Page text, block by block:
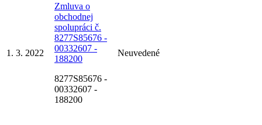
1. 3. 2022
Zmluva o
obchodnej
spolupráci č.
8277S85676 -
00332607 -
188200
8277S85676 -
00332607 -
188200
Neuvedené